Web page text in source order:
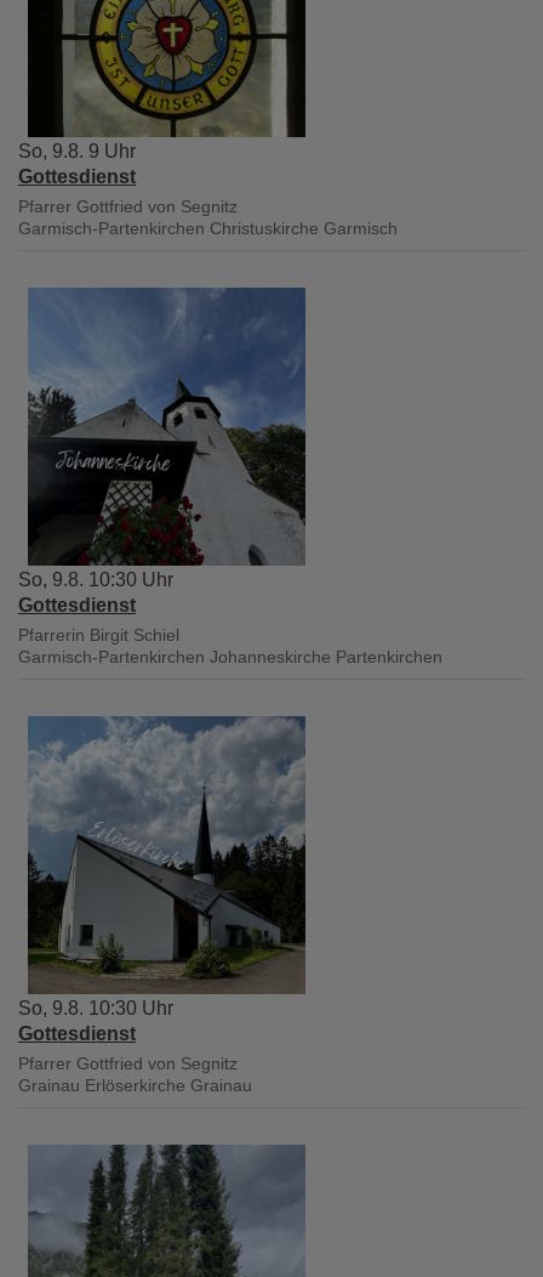
So, 9.8. 9 Uhr
Gottesdienst
Pfarrer Gottfried von Segnitz
Garmisch-Partenkirchen Christuskirche Garmisch
So, 9.8. 10:30 Uhr
Gottesdienst
Pfarrerin Birgit Schiel
Garmisch-Partenkirchen Johanneskirche Partenkirchen
So, 9.8. 10:30 Uhr
Gottesdienst
Pfarrer Gottfried von Segnitz
Grainau Erlöserkirche Grainau